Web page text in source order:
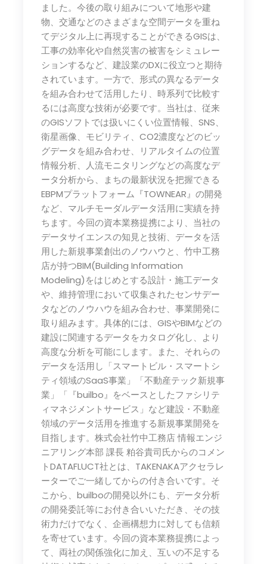
ました。今後の取り組みについて地形や建
物、交通などのさまざまな空間データを重ね
てデジタル上に再現することができるGISは、
工事の効率化や自然災害の被害をシミュレー
ションするなど、建設業のDXに役立つと期待
されています。一方で、形式の異なるデータ
を組み合わせて活用したり、時系列で比較す
るには高度な技術が必要です。当社は、従来
のGISソフトでは扱いにくい位置情報、SNS、
衛星画像、モビリティ、CO2濃度などのビッ
グデータを組み合わせ、リアルタイムの位置
情報分析、人流モニタリングなどの高度なデ
ータ分析から、まちの最新状況を把握できる
EBPMプラットフォーム『TOWNEAR』の開発
など、マルチモーダルデータ活用に実績を持
ちます。今回の資本業務提携により、当社の
データサイエンスの知見と技術、データを活
用した新規事業創出のノウハウと、竹中工務
店が持つBIM(Building Information
Modeling)をはじめとする設計・施工データ
や、維持管理において収集されたセンサデー
タなどのノウハウを組み合わせ、事業開発に
取り組みます。具体的には、GISやBIMなどの
建設に関連するデータをカタログ化し、より
高度な分析を可能にします。また、それらの
データを活用し「スマートビル・スマートシ
ティ領域のSaaS事業」「不動産テック新規事
業」「『builbo』をベースとしたファシリテ
ィマネジメントサービス」など建設・不動産
領域のデータ活用を推進する新規事業開発を
目指します。株式会社竹中工務店 情報エンジ
ニアリング本部 課長 粕谷貴司氏からのコメン
トDATAFLUCT社とは、TAKENAKAアクセラレ
ーターでご一緒してからの付き合いです。そ
こから、builboの開発以外にも、データ分析
の開発委託等にお付き合いいただき、その技
術力だけでなく、企画構想力に対しても信頼
を寄せています。今回の資本業務提携によっ
て、両社の関係強化に加え、互いの不足する